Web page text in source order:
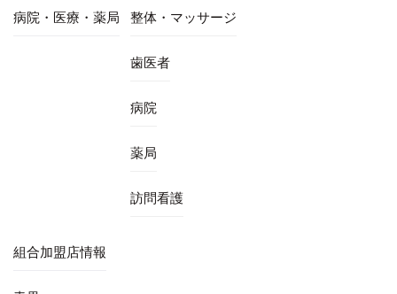
病院・医療・薬局 整体・マッサージ
歯医者
病院
薬局
訪問看護
組合加盟店情報